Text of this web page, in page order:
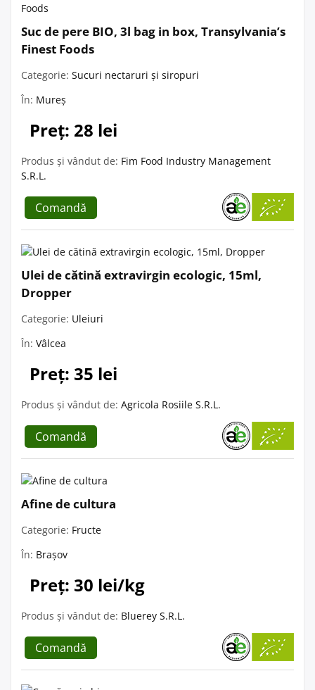
Suc de pere BIO, 3l bag in box, Transylvania’s
Finest Foods
Categorie: Sucuri nectaruri și siropuri
În: Mureș
Preț: 28 lei
Produs și vândut de: Fim Food Industry Management
S.R.L.
Comandă
Ulei de cătină extravirgin ecologic, 15ml,
Dropper
Categorie: Uleiuri
În: Vâlcea
Preț: 35 lei
Produs și vândut de: Agricola Rosiile S.R.L.
Comandă
Afine de cultura
Categorie: Fructe
În: Brașov
Preț: 30 lei/kg
Produs și vândut de: Bluerey S.R.L.
Comandă